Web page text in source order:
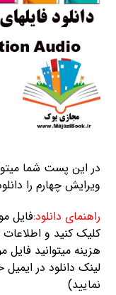
در این پست شما
ویرایش چهارم را
راهنمای دانلود:فایل
کلیک کنید و اطلاعات
هزینه میتوانید فایل
لینک دانلود در
نمایید)